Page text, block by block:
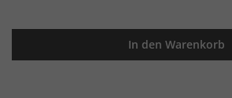
In den Warenkorb